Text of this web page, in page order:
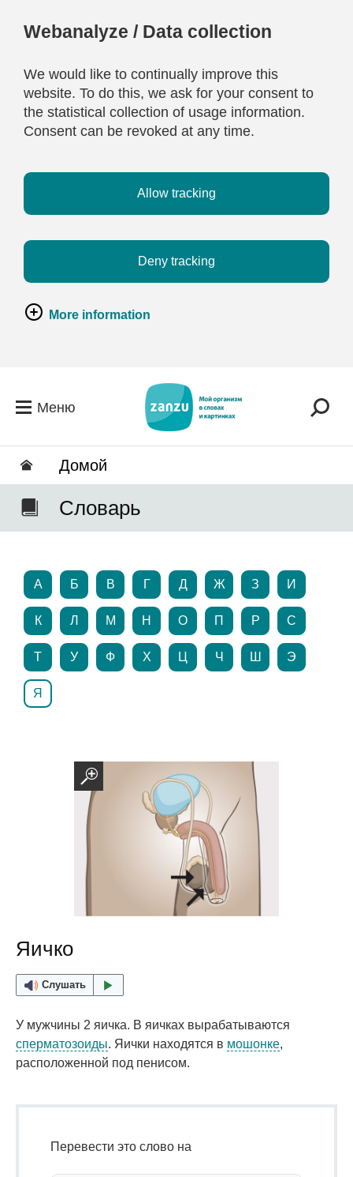
Webanalyze / Data collection
We would like to continually improve this
website. To do this, we ask for your consent to
the statistical collection of usage information.
Consent can be revoked at any time.
Allow tracking
Deny tracking
More information
Меню
Домой
Словарь
А Б В Г Д Ж З И
К Л М Н О П Р С
Т У Ф Х Ц Ч Ш Э
Я
Яичко
Слушать
У мужчины 2 яичка. В яичках вырабатываются
сперматозоиды. Яички находятся в мошонке,
расположенной под пенисом.
Перевести это слово на